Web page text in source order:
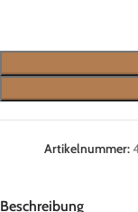
Artikelnummer:
Beschreibung